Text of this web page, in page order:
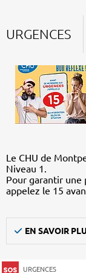
URGENCES
Le CHU de
Niveau 1.
Pour garantir une
appelez le 15
EN SAVOIR
URGENCES